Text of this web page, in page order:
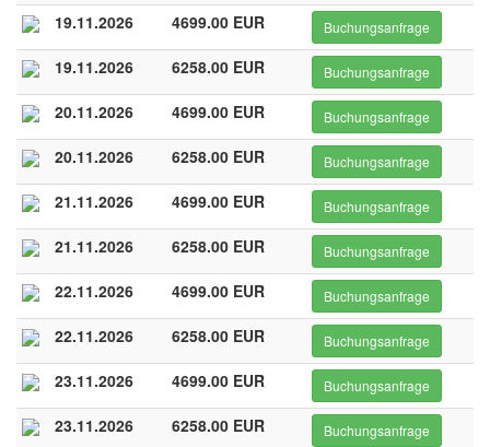
19.11.2026 4699.00 EUR Buchungsanfrage
19.11.2026 6258.00 EUR Buchungsanfrage
20.11.2026 4699.00 EUR Buchungsanfrage
20.11.2026 6258.00 EUR Buchungsanfrage
21.11.2026 4699.00 EUR Buchungsanfrage
21.11.2026 6258.00 EUR Buchungsanfrage
22.11.2026 4699.00 EUR Buchungsanfrage
22.11.2026 6258.00 EUR Buchungsanfrage
23.11.2026 4699.00 EUR Buchungsanfrage
23.11.2026 6258.00 EUR Buchungsanfrage